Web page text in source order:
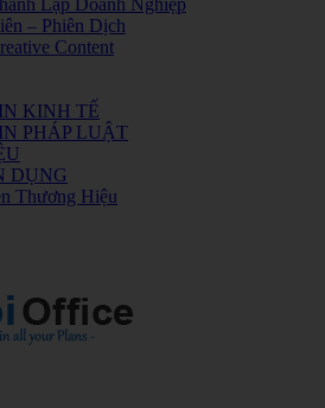
Lập Doanh Nghiệp
– Phiên Dịch
Content
KINH TẾ
PHÁP LUẬT
DỤNG
Thương Hiệu